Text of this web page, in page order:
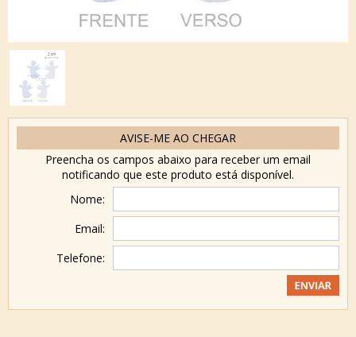
AVISE-ME AO CHEGAR
Preencha os campos abaixo para receber um email
notificando que este produto está disponível.
Nome:
Email:
Telefone: